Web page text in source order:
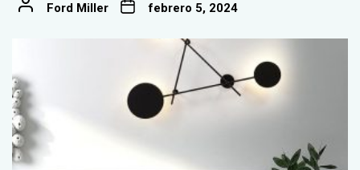
Ford Miller febrero 5, 2024